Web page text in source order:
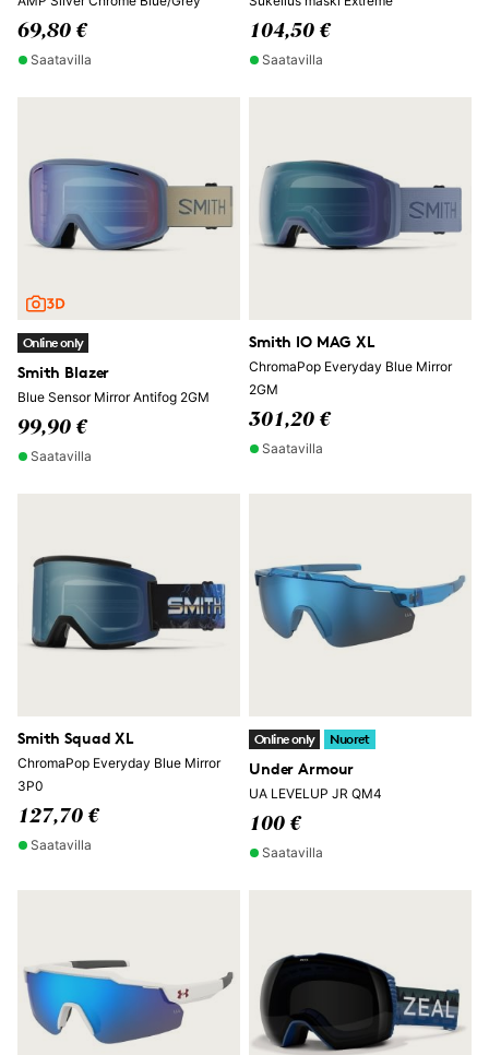
69,80 €
Saatavilla
104,50 €
Saatavilla
Online only
Smith Blazer
Blue Sensor Mirror Antifog 2GM
99,90 €
Saatavilla
Smith IO MAG XL
ChromaPop Everyday Blue Mirror
2GM
301,20 €
Saatavilla
Smith Squad XL
ChromaPop Everyday Blue Mirror
3P0
127,70 €
Saatavilla
Online only Nuoret
Under Armour
UA LEVELUP JR QM4
100 €
Saatavilla